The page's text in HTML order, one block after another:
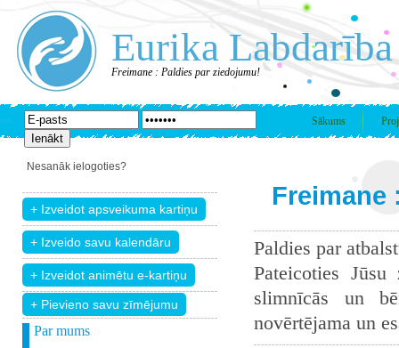
Eurika Labdarība
Freimane : Paldies par ziedojumu!
Sākums
Nesanāk ielogoties?
+ Pievieno savu zīmējumu
Par mums
Freimane
Paldies par
Pateicoties
slimnīcās un
novērtējama un